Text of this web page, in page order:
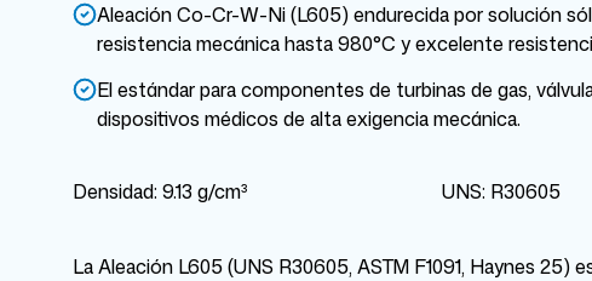
Aleación Co-Cr-W-Ni (L605) endurecida por solución
resistencia mecánica hasta 980°C y excelente
El estándar para componentes de turbinas de gas,
dispositivos médicos de alta exigencia mecánica.
Densidad: 9.13 g/cm³ UNS: R30605
La Aleación L605 (UNS R30605, ASTM F1091, Haynes 25)